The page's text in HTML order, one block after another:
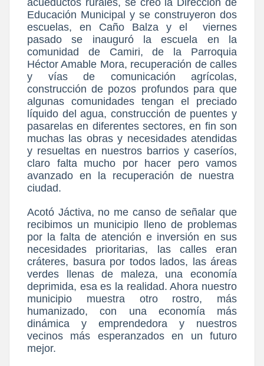
acueductos rurales, se creó la Dirección de
Educación Municipal y se construyeron dos
escuelas, en Caño Balza y el
viernes
pasado se inauguró la escuela en la
comunidad de Camiri, de la Parroquia
Héctor Amable Mora, recuperación de calles
y vías de comunicación agrícolas,
construcción de pozos profundos para que
algunas comunidades tengan el preciado
líquido del agua, construcción de puentes y
pasarelas en diferentes sectores, en fin son
muchas las obras y necesidades atendidas
y resueltas en nuestros barrios y caseríos,
claro falta mucho por hacer pero vamos
avanzado en la recuperación de nuestra
ciudad.
Acotó Jáctiva, no me canso de señalar que
recibimos un municipio lleno de problemas
por la falta de atención e inversión en sus
necesidades prioritarias, las calles eran
cráteres, basura por todos lados, las áreas
verdes llenas de maleza, una economía
deprimida, esa es la realidad. Ahora nuestro
municipio muestra otro rostro, más
humanizado, con una economía más
dinámica y emprendedora y nuestros
vecinos más esperanzados en un futuro
mejor.